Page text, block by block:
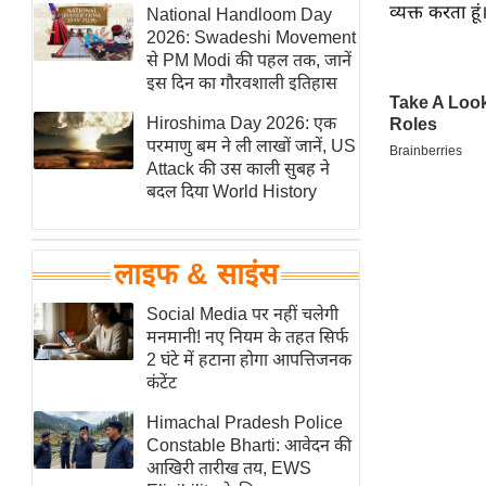
हॉलीवुड
फिल्म समीक्षा
Breaking
News
लाइफस्टाइल
टेक्नॉलॉजी
घरेलू नुस्खे
पर्यटन स्थल
फिटनेस मंत्रा
रिलेशनशिप
राजनीति
विश्लेषण
समसामयिक
मातृभूमि
National Handloom Day
2026: Swadeshi Movement
से PM Modi की पहल तक, जानें
इस दिन का गौरवशाली इतिहास
Hiroshima Day 2026: एक
परमाणु बम ने ली लाखों जानें, US
Attack की उस काली सुबह ने
बदल दिया World History
लाइफ & साइंस
Social Media पर नहीं चलेगी
मनमानी! नए नियम के तहत सिर्फ
2 घंटे में हटाना होगा आपत्तिजनक
कंटेंट
Himachal Pradesh Police
Constable Bharti: आवेदन की
आखिरी तारीख तय, EWS
व्यक्त करता